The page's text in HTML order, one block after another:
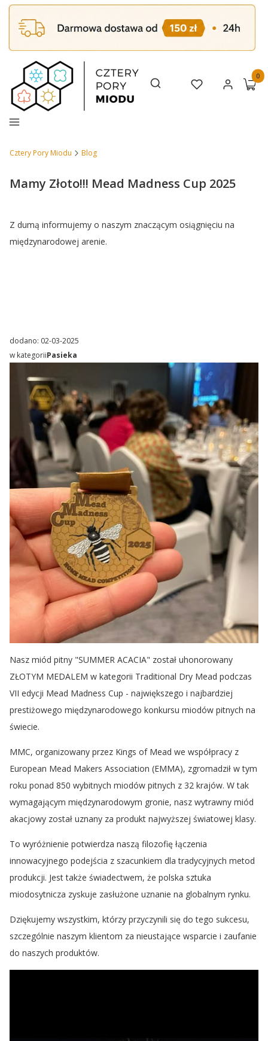
Otwórz wyszukiwarkę
Szukaj Ulubione Zaloguj się
Menu
Cztery Pory Miodu Blog
Mamy Złoto!!! Mead Madness Cup 2025
Z dumą informujemy o naszym znaczącym osiągnięciu na
międzynarodowej arenie.
dodano: 02-03-2025
w kategoriiPasieka
Nasz miód pitny "SUMMER ACACIA" został uhonorowany
ZŁOTYM MEDALEM w kategorii Traditional Dry Mead podczas
VII edycji Mead Madness Cup - największego i najbardziej
prestiżowego międzynarodowego konkursu miodów pitnych na
świecie.
MMC, organizowany przez Kings of Mead we współpracy z
European Mead Makers Association (EMMA), zgromadził w tym
roku ponad 850 wybitnych miodów pitnych z 32 krajów. W tak
wymagającym międzynarodowym gronie, nasz wytrawny miód
akacjowy został uznany za produkt najwyższej światowej klasy.
To wyróżnienie potwierdza naszą filozofię łączenia
innowacyjnego podejścia z szacunkiem dla tradycyjnych metod
produkcji. Jest także świadectwem, że polska sztuka
miodosytnicza zyskuje zasłużone uznanie na globalnym rynku.
Dziękujemy wszystkim, którzy przyczynili się do tego sukcesu,
szczególnie naszym klientom za nieustające wsparcie i zaufanie
do naszych produktów.